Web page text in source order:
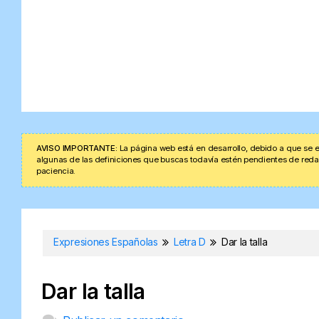
AVISO IMPORTANTE: La página web está en desarrollo, debido a que
algunas de las definiciones que buscas todavía estén pendientes de
paciencia.
Expresiones Españolas Letra D Dar la talla
Dar la talla